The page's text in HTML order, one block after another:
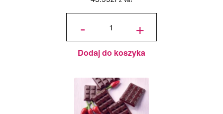
-
ilość
silikonowa
Półkule śr.
50 mm -
Silikomart +
Dodaj do koszyka